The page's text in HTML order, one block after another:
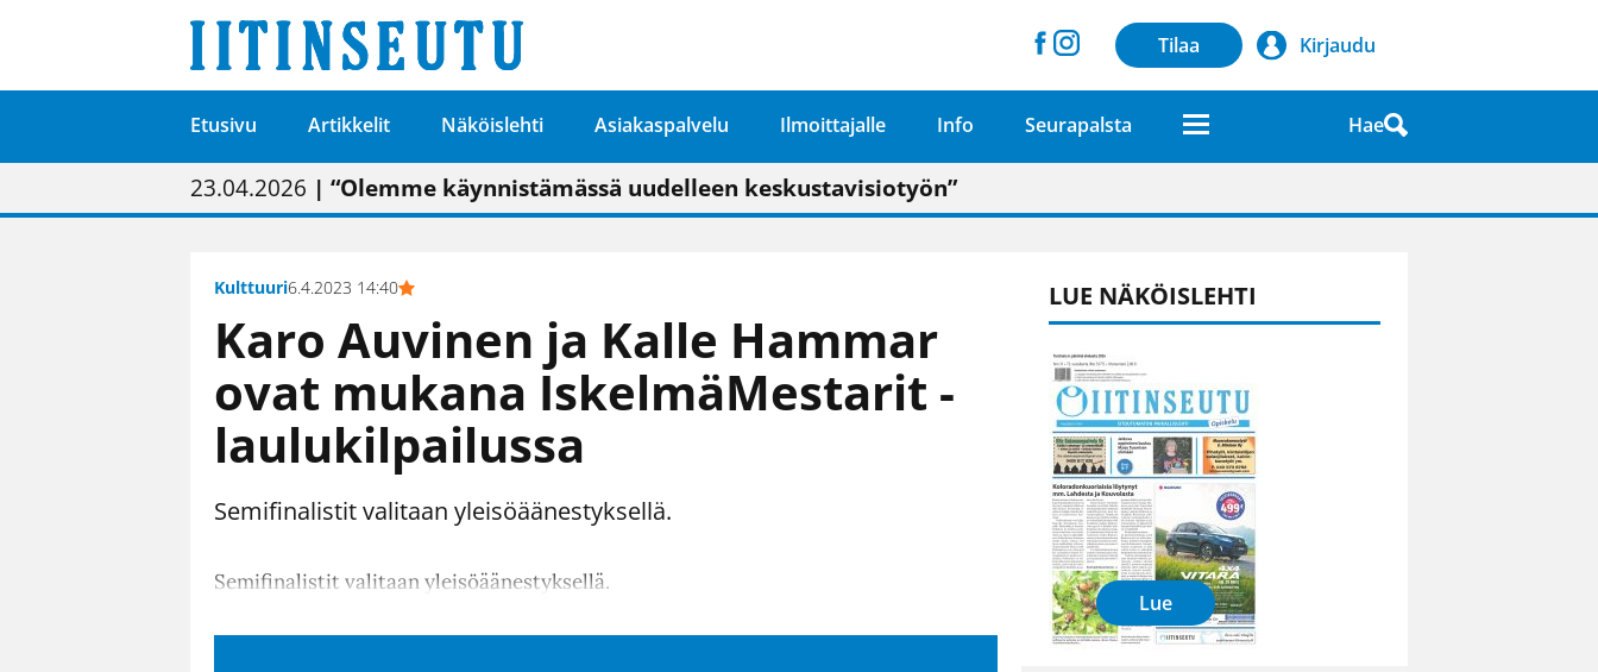
Tilaa Kirjaudu
Etusivu Artikkelit Näköislehti Asiakaspalvelu Ilmoittajalle Info Seurapalsta Hae
01.02.2026 | Painon vaihtumisen pitäisi näkyä hieman parempana painojäljen laatuna lehdessä
05.02.2026 | Uudistettu kunnantalo on valoisa
23.04.2026 | “Olemme käynnistämässä uudelleen keskustavisiotyön”
09.05.2026| "Maalla on totuttu elämään omavaraisemmin kuin kaupungissa"
Kulttuuri6.4.2023 14:40
Karo Auvinen ja Kalle Hammar
ovat mukana IskelmäMestarit -
laulukilpailussa
Semifinalistit valitaan yleisöäänestyksellä.
Semifinalistit valitaan yleisöäänestyksellä.
LUE NÄKÖISLEHTI
Lue